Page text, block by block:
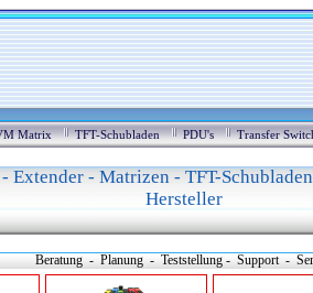
Matrix TFT-Schubladen PDU's Transfer
- Matrizen - TFT-
Hersteller
Beratung - Planung - Teststellung - Support -